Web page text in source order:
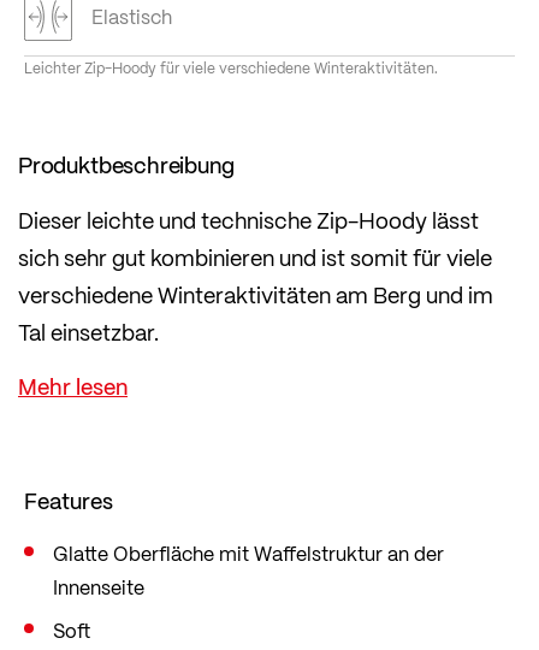
Elastisch
Leichter Zip-Hoody für viele verschiedene Winteraktivitäten.
Produktbeschreibung
Dieser leichte und technische Zip-Hoody lässt
sich sehr gut kombinieren und ist somit für viele
verschiedene Winteraktivitäten am Berg und im
Tal einsetzbar.
Das weiche Fleece hat auf der Innenseite eine
Waffelstruktur, die für eine hohe Luftzirkulation
Außerdem besteht der Polyesteranteil zu 57 % aus
recyceltem Material. Im beliebten Mid Fit, der
locker, aber dennoch figurbetont sitzt und somit
ausreichend Bewegungsfreiheit bietet.
Features
Glatte Oberfläche mit Waffelstruktur an der
Innenseite
Soft